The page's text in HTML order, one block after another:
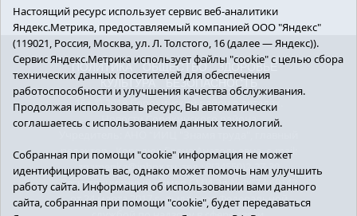
ПОЛИТИКА ОБЩЕСТВО
ЗДОРОВЬЕ
КУЛЬТУРА
БЕЗОПАСНОСТЬ
16+ © 2018 Сорокинский район в деталях.
Новости Сорокинского района
редактор - Королюк Елена Анатольевна, e-mail:
znamenka@inbox.ru, тел.: 8(34550)2-27-30
Регистрационный номер СМИ Эл №ФС77-69142
от 24 марта 2017 г., выданное Федеральной
Настоящий ресурс использует сервис веб-аналитики
Яндекс.Метрика, предоставляемый компанией ООО "Яндекс"
(119021, Россия, Москва, ул. Л. Толстого, 16 (далее — Яндекс)).
Сервис Яндекс.Метрика использует файлы "cookie" с целью сбора
технических данных посетителей для обеспечения
работоспособности и улучшения качества обслуживания.
Продолжая использовать ресурс, Вы автоматически
соглашаетесь с использованием данных технологий.
Собранная при помощи "cookie" информация не может
идентифицировать вас, однако может помочь нам улучшить
работу сайта. Информация об использовании вами данного
сайта, собранная при помощи "cookie", будет передаваться